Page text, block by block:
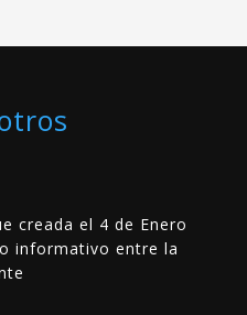
creada el 4 de Enero
informativo entre la